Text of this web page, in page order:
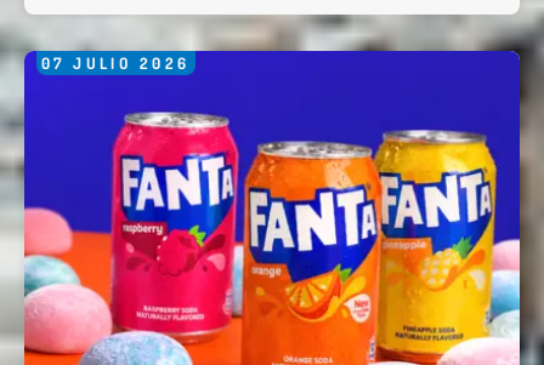
07 JULIO 2026
Enviar